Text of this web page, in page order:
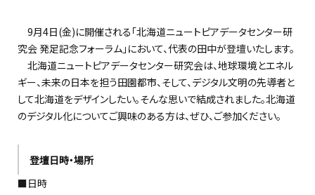
9月4日(金)に開催される「北海道ニュートピアデータセンター研
究会 発足記念フォーラム」において、代表の田中が登壇いたします。
北海道ニュートピアデータセンター研究会は、地球環境とエネル
ギー、未来の日本を担う田園都市、そして、デジタル文明の先導者と
して北海道をデザインしたい。そんな思いで結成されました。北海道
のデジタル化についてご興味のある方は、ぜひ、ご参加ください。
登壇日時・場所
■日時